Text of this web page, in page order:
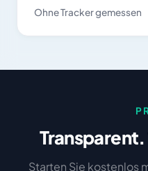
Ohne Tracker gemessen
Starten Sie kostenlos